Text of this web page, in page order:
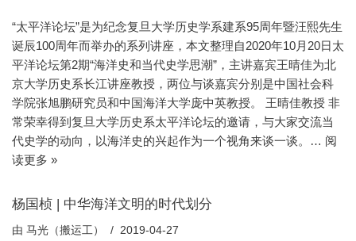
“太平洋论坛”是为纪念复旦大学历史学系建系95周年暨汪熙先生
诞辰100周年而举办的系列讲座，本文整理自2020年10月20日太
平洋论坛第2期“海洋史和当代史学思潮”，主讲嘉宾王晴佳为北
京大学历史系长江讲座教授，两位与谈嘉宾分别是中国社会科
学院张旭鹏研究员和中国海洋大学庞中英教授。 王晴佳教授 非
常荣幸得到复旦大学历史系太平洋论坛的邀请，与大家交流当
代史学的动向，以海洋史的兴起作为一个视角来谈一谈。… 阅
读更多 »
杨国桢 | 中华海洋文明的时代划分
由 马光（搬运工） 2019-04-27